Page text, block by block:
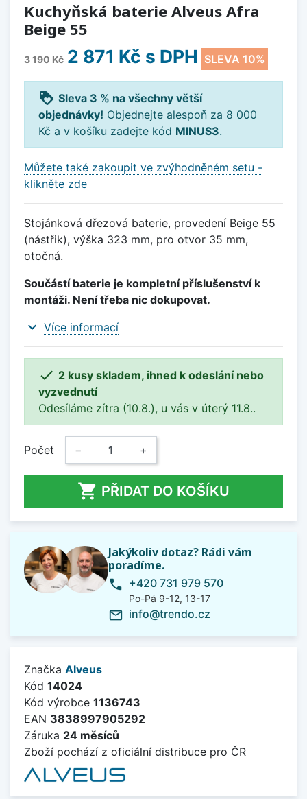
Kuchyňská baterie Alveus Afra
Beige 55
3 190 Kč 2 871 Kč s DPH SLEVA 10%
loyalty Sleva 3 % na všechny větší
objednávky! Objednejte alespoň za 8 000
Kč a v košíku zadejte kód MINUS3.
Můžete také zakoupit ve zvýhodněném setu -
klikněte zde
Stojánková dřezová baterie, provedení Beige 55
(nástřik), výška 323 mm, pro otvor 35 mm,
otočná.
Součástí baterie je kompletní příslušenství k
montáži. Není třeba nic dokupovat.
expand_more Více informací
 2 kusy skladem, ihned k odeslání nebo
vyzvednutí
Odesíláme zítra (10.8.), u vás v úterý 11.8..
Počet − +
 PŘIDAT DO KOŠÍKU
Jakýkoliv dotaz? Rádi vám
poradíme.
phone +420 731 979 570
Po-Pá 9-12, 13-17
mail_outline info@trendo.cz
Značka Alveus
Kód 14024
Kód výrobce 1136743
EAN 3838997905292
Záruka 24 měsíců
Zboží pochází z oficiální distribuce pro ČR